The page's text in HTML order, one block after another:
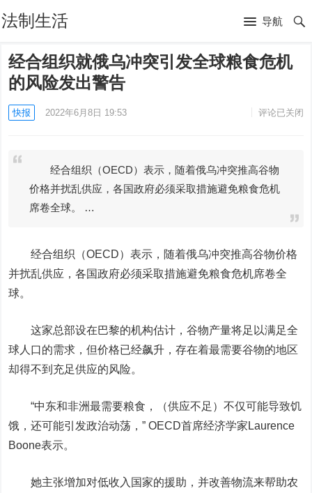
法制生活 导航
经合组织就俄乌冲突引发全球粮食危机
的风险发出警告
快报 2022年6月8日 19:53 评论已关闭
经合组织（OECD）表示，随着俄乌冲突推高谷物
价格并扰乱供应，各国政府必须采取措施避免粮食危机
席卷全球。 …
经合组织（OECD）表示，随着俄乌冲突推高谷物价格
并扰乱供应，各国政府必须采取措施避免粮食危机席卷全
球。
这家总部设在巴黎的机构估计，谷物产量将足以满足全
球人口的需求，但价格已经飙升，存在着最需要谷物的地区
却得不到充足供应的风险。
“中东和非洲最需要粮食，（供应不足）不仅可能导致饥
饿，还可能引发政治动荡，” OECD首席经济学家Laurence
Boone表示。
她主张增加对低收入国家的援助，并改善物流来帮助农